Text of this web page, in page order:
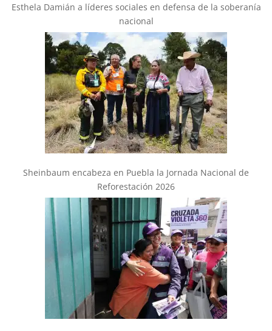
Esthela Damián a líderes sociales en defensa de la soberanía
nacional
Sheinbaum encabeza en Puebla la Jornada Nacional de
Reforestación 2026